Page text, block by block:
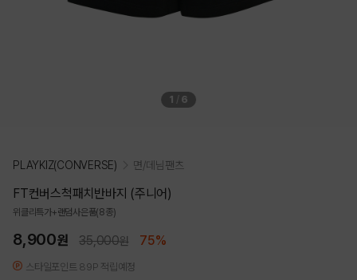
1 / 6
PLAYKIZ(CONVERSE) 면/데님팬츠
FT컨버스척패치반바지 (주니어)
위클리특가+랜덤사은품(8종)
8,900원 35,000원 75%
스타일포인트 89P 적립예정